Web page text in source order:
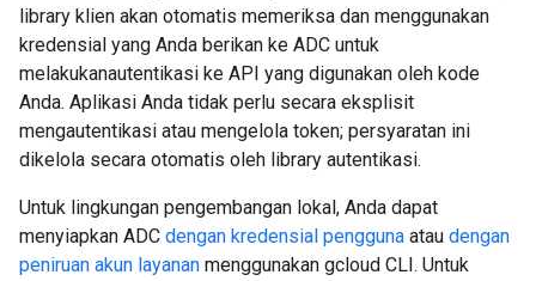
library klien akan otomatis memeriksa dan menggunakan
kredensial yang Anda berikan ke ADC untuk
melakukanautentikasi ke API yang digunakan oleh kode
Anda. Aplikasi Anda tidak perlu secara eksplisit
mengautentikasi atau mengelola token; persyaratan ini
dikelola secara otomatis oleh library autentikasi.
Untuk lingkungan pengembangan lokal, Anda dapat
menyiapkan ADC dengan kredensial pengguna atau dengan
peniruan akun layanan menggunakan gcloud CLI. Untuk